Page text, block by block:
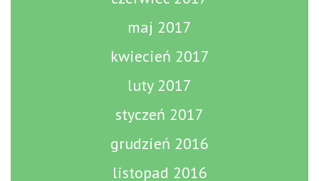
maj 2017
kwiecień 2017
luty 2017
styczeń 2017
grudzień 2016
listopad 2016